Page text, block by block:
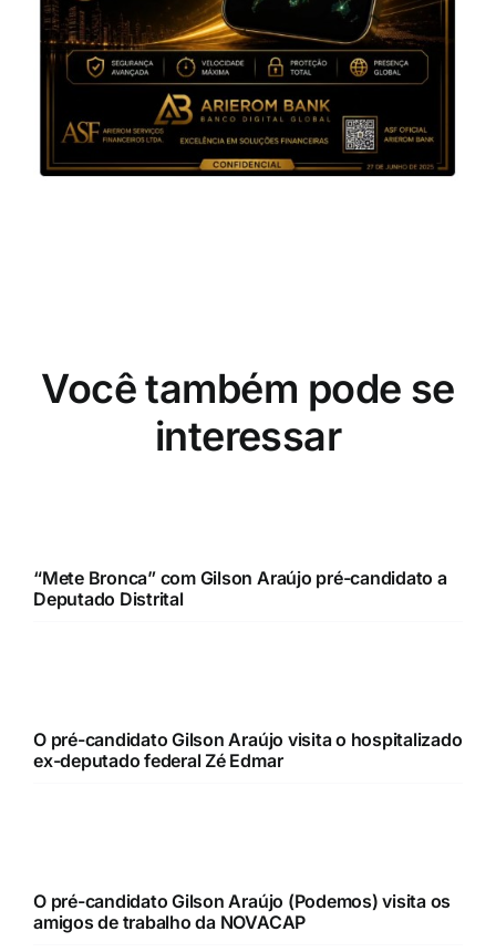
Você também pode se
interessar
“Mete Bronca” com Gilson Araújo pré-candidato a
Deputado Distrital
O pré-candidato Gilson Araújo visita o hospitalizado
ex-deputado federal Zé Edmar
O pré-candidato Gilson Araújo (Podemos) visita os
amigos de trabalho da NOVACAP